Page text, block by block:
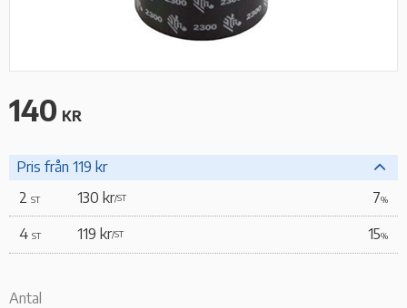
140 KR
Pris från 119 kr
2 ST 130 kr/ST 7%
4 ST 119 kr/ST 15%
Antal